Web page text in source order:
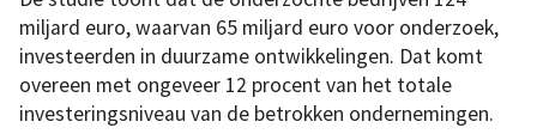
miljard euro, waarvan 65 miljard euro voor onderzoek,
investeerden in duurzame ontwikkelingen. Dat komt
overeen met ongeveer 12 procent van het totale
investeringsniveau van de betrokken ondernemingen.